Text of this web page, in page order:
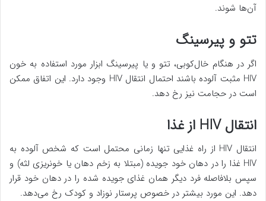
آن‌ها شوند.
تتو و پیرسینگ
اگر در هنگام خال‌کوبی، تتو و یا پیرسینگ ابزار مورد استفاده به خون
HIV مثبت آلوده باشند احتمال انتقال HIV وجود دارد. این اتفاق ممکن
است در حجامت نیز رخ دهد.
انتقال HIV از غذا
انتقال HIV از راه غذایی تنها زمانی محتمل است که شخص آلوده به
HIV غذا را در دهان خود جویده (مبتلا به زخم دهان یا خونریزی لثه) و
سپس بلافاصله فرد دیگر همان غذای جویده شده را در دهان خود قرار
دهد. این مورد بیشتر در خصوص پرستار نوزاد و کودک رخ می‌دهد.